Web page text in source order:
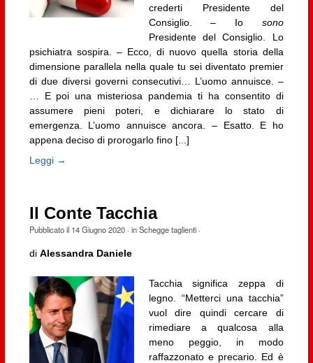
crederti Presidente del
Consiglio. – Io sono
Presidente del Consiglio. Lo
psichiatra sospira. – Ecco, di nuovo quella storia della
dimensione parallela nella quale tu sei diventato premier
di due diversi governi consecutivi… L’uomo annuisce. –
… E poi una misteriosa pandemia ti ha consentito di
assumere pieni poteri, e dichiarare lo stato di
emergenza. L’uomo annuisce ancora. – Esatto. E ho
appena deciso di prorogarlo fino [...]
Leggi →
Il Conte Tacchia
Pubblicato il 14 Giugno 2020· inSchegge taglienti·
di Alessandra Daniele
Tacchia significa zeppa di
legno. “Metterci una tacchia”
vuol dire quindi cercare di
rimediare a qualcosa alla
meno peggio, in modo
raffazzonato e precario. Ed è